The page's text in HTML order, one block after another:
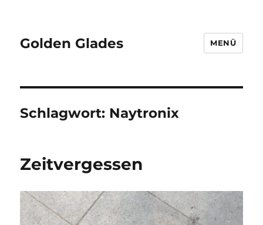
Golden Glades MENÜ
Schlagwort: Naytronix
Zeitvergessen